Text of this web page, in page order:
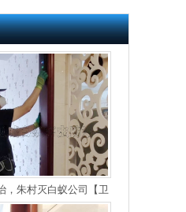
，朱村灭白蚁公司【卫